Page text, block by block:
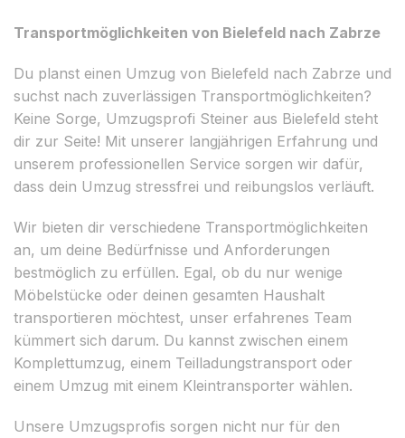
Transportmöglichkeiten von Bielefeld nach Zabrze
Du planst einen Umzug von Bielefeld nach Zabrze und
suchst nach zuverlässigen Transportmöglichkeiten?
Keine Sorge, Umzugsprofi Steiner aus Bielefeld steht
dir zur Seite! Mit unserer langjährigen Erfahrung und
unserem professionellen Service sorgen wir dafür,
dass dein Umzug stressfrei und reibungslos verläuft.
Wir bieten dir verschiedene Transportmöglichkeiten
an, um deine Bedürfnisse und Anforderungen
bestmöglich zu erfüllen. Egal, ob du nur wenige
Möbelstücke oder deinen gesamten Haushalt
transportieren möchtest, unser erfahrenes Team
kümmert sich darum. Du kannst zwischen einem
Komplettumzug, einem Teilladungstransport oder
einem Umzug mit einem Kleintransporter wählen.
Unsere Umzugsprofis sorgen nicht nur für den